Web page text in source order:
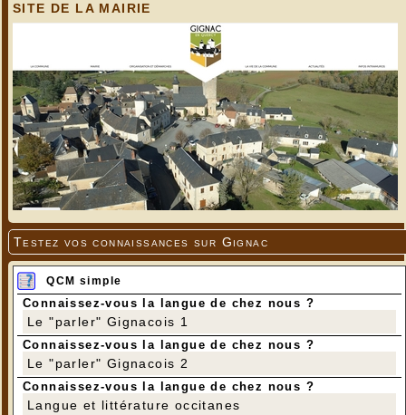
SITE DE LA MAIRIE
Testez vos connaissances sur Gignac
QCM simple
Connaissez-vous la langue de chez nous ?
Le "parler" Gignacois 1
Connaissez-vous la langue de chez nous ?
Le "parler" Gignacois 2
Connaissez-vous la langue de chez nous ?
Langue et littérature occitanes